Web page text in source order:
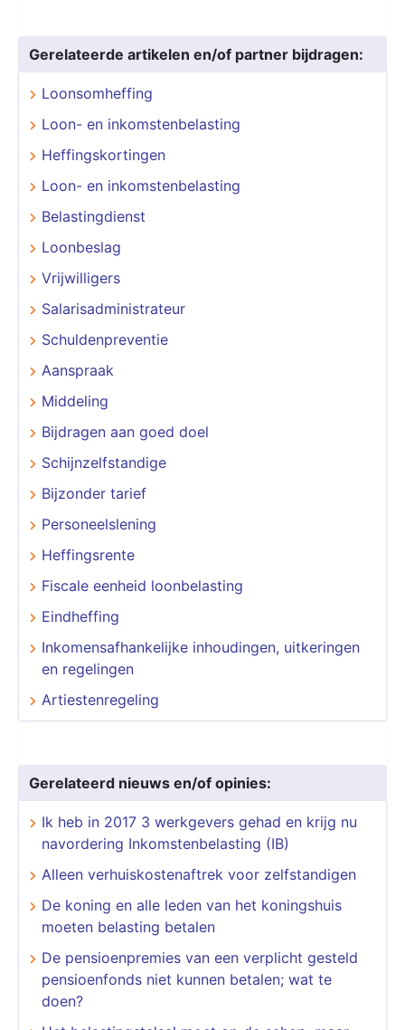
Gerelateerde artikelen en/of partner bijdragen:
Loonsomheffing
Loon- en inkomstenbelasting
Heffingskortingen
Loon- en inkomstenbelasting
Belastingdienst
Loonbeslag
Vrijwilligers
Salarisadministrateur
Schuldenpreventie
Aanspraak
Middeling
Bijdragen aan goed doel
Schijnzelfstandige
Bijzonder tarief
Personeelslening
Heffingsrente
Fiscale eenheid loonbelasting
Eindheffing
Inkomensafhankelijke inhoudingen, uitkeringen
en regelingen
Artiestenregeling
Gerelateerd nieuws en/of opinies:
Ik heb in 2017 3 werkgevers gehad en krijg nu
navordering Inkomstenbelasting (IB)
Alleen verhuiskostenaftrek voor zelfstandigen
De koning en alle leden van het koningshuis
moeten belasting betalen
De pensioenpremies van een verplicht gesteld
pensioenfonds niet kunnen betalen; wat te
doen?